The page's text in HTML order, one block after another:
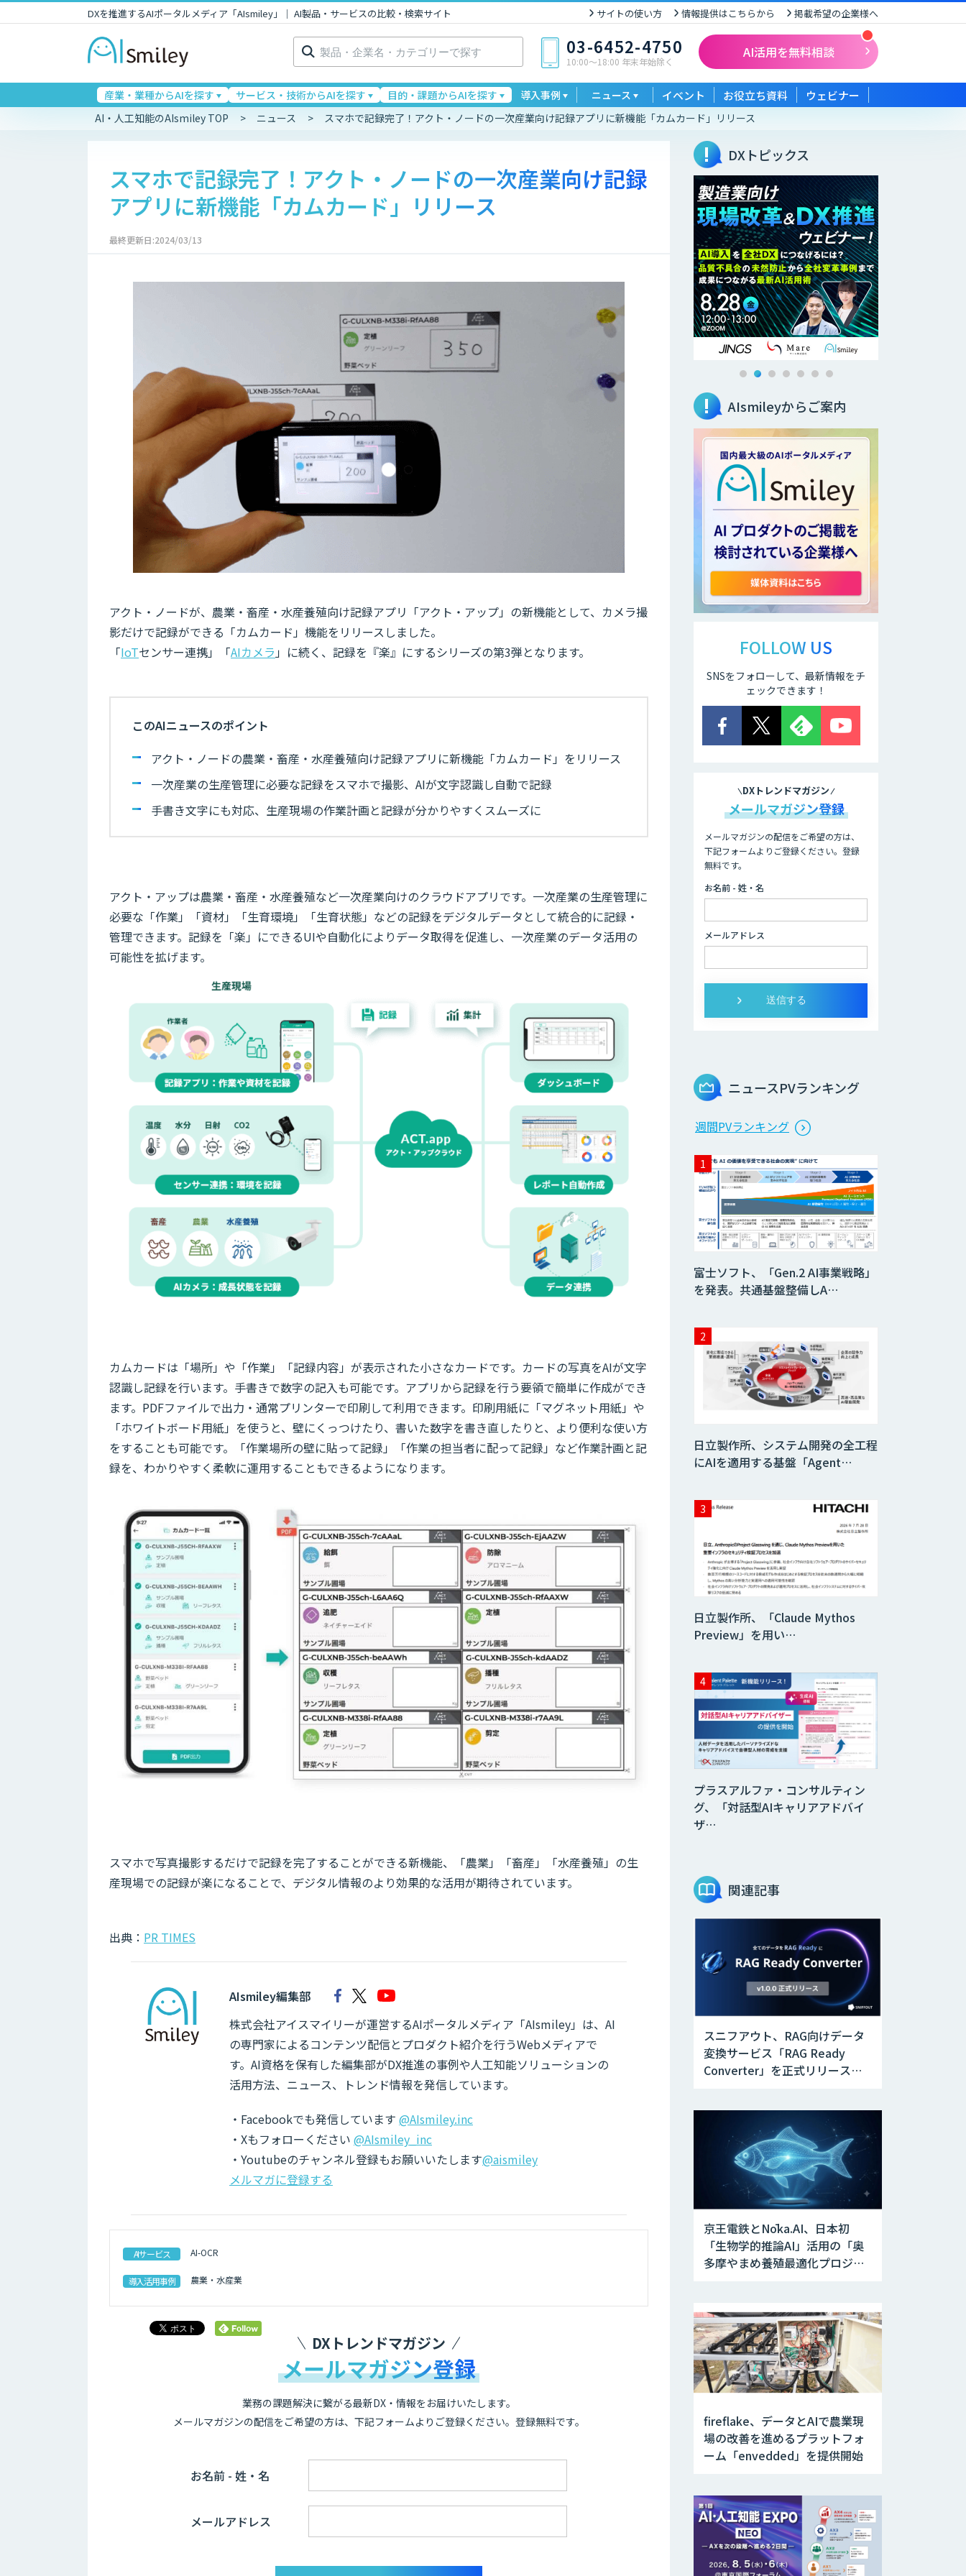
DXを推進するAIポータルメディア「AIsmiley」｜ AI製品・サービスの比較・検索サイト サイトの使い方 情報提供はこちらから 掲載希望の企業様へ
検
索: 03-6452-4750
10:00〜18:00 年末年始除く
AI活用を無料相談
産業・業種からAIを探す サービス・技術からAIを探す 目的・課題からAIを探す 導入事例 ニュース イベント お役立ち資料 ウェビナー
AI・人工知能のAIsmiley TOP ニュース スマホで記録完了！アクト・ノードの一次産業向け記録アプリに新機能「カムカード」リリース
スマホで記録完了！アクト・ノードの一次産業向け記録
アプリに新機能「カムカード」リリース
最終更新日:2024/03/13
アクト・ノードが、農業・畜産・水産養殖向け記録アプリ「アクト・アップ」の新機能として、カメラ撮
影だけで記録ができる「カムカード」機能をリリースしました。
「IoTセンサー連携」「AIカメラ」に続く、記録を『楽』にするシリーズの第3弾となります。
このAIニュースのポイント
アクト・ノードの農業・畜産・水産養殖向け記録アプリに新機能「カムカード」をリリース
一次産業の生産管理に必要な記録をスマホで撮影、AIが文字認識し自動で記録
手書き文字にも対応、生産現場の作業計画と記録が分かりやすくスムーズに
アクト・アップは農業・畜産・水産養殖など一次産業向けのクラウドアプリです。一次産業の生産管理に
必要な「作業」「資材」「生育環境」「生育状態」などの記録をデジタルデータとして統合的に記録・
管理できます。記録を「楽」にできるUIや自動化によりデータ取得を促進し、一次産業のデータ活用の
可能性を拡げます。
カムカードは「場所」や「作業」「記録内容」が表示された小さなカードです。カードの写真をAIが文字
認識し記録を行います。手書きで数字の記入も可能です。アプリから記録を行う要領で簡単に作成ができ
ます。PDFファイルで出力・通常プリンターで印刷して利用できます。印刷用紙に「マグネット用紙」や
「ホワイトボード用紙」を使うと、壁にくっつけたり、書いた数字を書き直したりと、より便利な使い方
をすることも可能です。「作業場所の壁に貼って記録」「作業の担当者に配って記録」など作業計画と記
録を、わかりやすく柔軟に運用することもできるようになります。
スマホで写真撮影するだけで記録を完了することができる新機能、「農業」「畜産」「水産養殖」の生
産現場での記録が楽になることで、デジタル情報のより効果的な活用が期待されています。
出典： PR TIMES
AIsmiley編集部
株式会社アイスマイリーが運営するAIポータルメディア「AIsmiley」は、AI
の専門家によるコンテンツ配信とプロダクト紹介を行うWebメディアで
す。AI資格を保有した編集部がDX推進の事例や人工知能ソリューションの
活用方法、ニュース、トレンド情報を発信しています。
・Facebookでも発信しています @AIsmiley.inc
・Xもフォローください @AIsmiley_inc
・Youtubeのチャンネル登録もお願いいたします@aismiley
メルマガに登録する
AIサービス AI-OCR
導入活用事例 農業・水産業
DXトレンドマガジン
メールマガジン登録
業務の課題解決に繋がる最新DX・情報をお届けいたします。
メールマガジンの配信をご希望の方は、下記フォームよりご登録ください。登録無料です。
お名前 - 姓・名
メールアドレス
DXトピックス
AIsmileyからご案内
FOLLOW US
SNSをフォローして、最新情報をチ
ェックできます！
DXトレンドマガジン
メールマガジン登録
メールマガジンの配信をご希望の方は、
下記フォームよりご登録ください。登録
無料です。
お名前 - 姓・名
メールアドレス
ニュースPVランキング
週間PVランキング
富士ソフト、「Gen.2 AI事業戦略」
を発表。共通基盤整備しA…
日立製作所、システム開発の全工程
にAIを適用する基盤「Agent…
日立製作所、「Claude Mythos
Preview」を用い…
プラスアルファ・コンサルティン
グ、「対話型AIキャリアアドバイ
ザ…
関連記事
スニフアウト、RAG向けデータ
変換サービス「RAG Ready
Converter」を正式リリース。
京王電鉄とNōka.AI、日本初
「生物学的推論AI」活用の「奥
多摩やまめ養殖最適化プロジェ
fireflake、データとAIで農業現
場の改善を進めるプラットフォ
ーム「envedded」を提供開始